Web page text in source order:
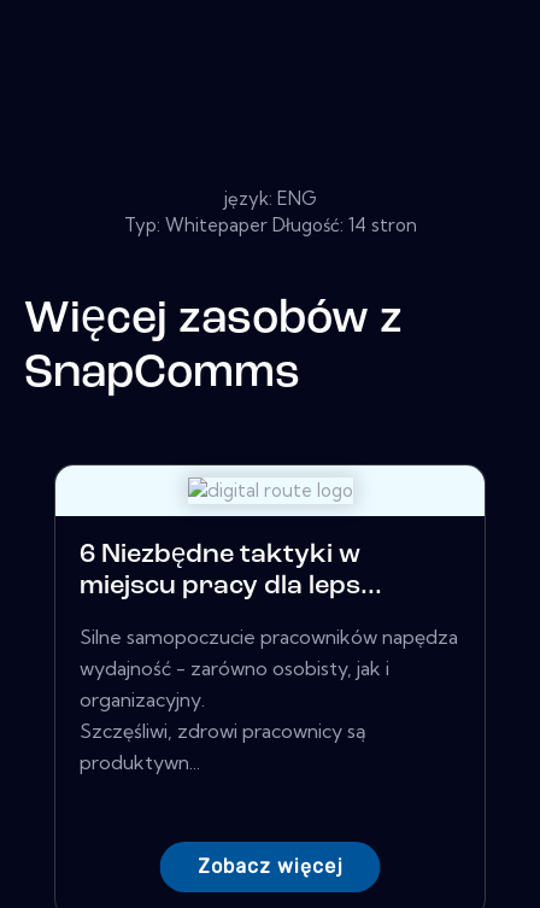
język: ENG
Typ: Whitepaper Długość: 14 stron
Więcej zasobów z
SnapComms
6 Niezbędne taktyki w
miejscu pracy dla leps...
Silne samopoczucie pracowników napędza
wydajność - zarówno osobisty, jak i
organizacyjny.
Szczęśliwi, zdrowi pracownicy są
produktywn...
Zobacz więcej